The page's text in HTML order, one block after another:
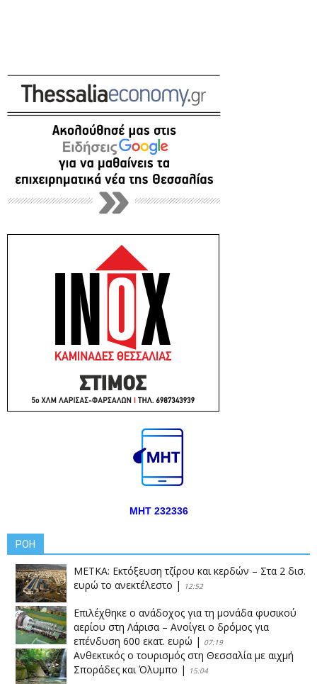
ΜΗΤ 232336
ΡΟΗ
ΜΕΤΚΑ: Εκτόξευση τζίρου και κερδών – Στα 2 δισ.
ευρώ το ανεκτέλεστο | 12:52
Επιλέχθηκε ο ανάδοχος για τη μονάδα φυσικού
αερίου στη Λάρισα – Ανοίγει ο δρόμος για
επένδυση 600 εκατ. ευρώ | 07:19
Ανθεκτικός ο τουρισμός στη Θεσσαλία με αιχμή
Σποράδες και Όλυμπο | 15:04